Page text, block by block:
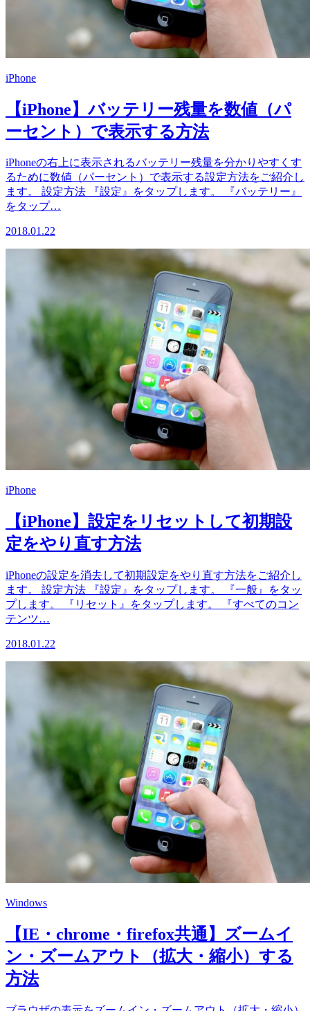
iPhone
【iPhone】バッテリー残量を数値（パ
ーセント）で表示する方法
iPhoneの右上に表示されるバッテリー残量を分かりやすくす
るために数値（パーセント）で表示する設定方法をご紹介し
ます。 設定方法 『設定』をタップします。 『バッテリー』
をタップ…
2018.01.22
iPhone
【iPhone】設定をリセットして初期設
定をやり直す方法
iPhoneの設定を消去して初期設定をやり直す方法をご紹介し
ます。 設定方法 『設定』をタップします。 『一般』をタッ
プします。 『リセット』をタップします。 『すべてのコン
テンツ…
2018.01.22
Windows
【IE・chrome・firefox共通】ズームイ
ン・ズームアウト（拡大・縮小）する
方法